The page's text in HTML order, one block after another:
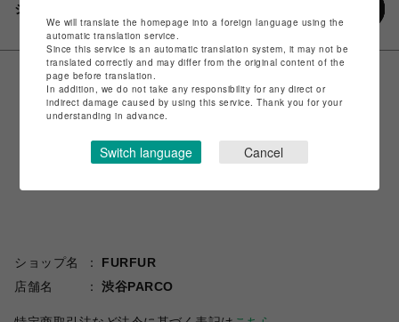
シェアする
ショップ名
FURFUR
店舗名
渋谷PARCO
We will translate the homepage into a foreign language using the
automatic translation service.
Since this service is an automatic translation system, it may not be
translated correctly and may differ from the original content of the
page before translation.
In addition, we do not take any responsibility for any direct or
indirect damage caused by using this service. Thank you for your
understanding in advance.
Switch language Cancel